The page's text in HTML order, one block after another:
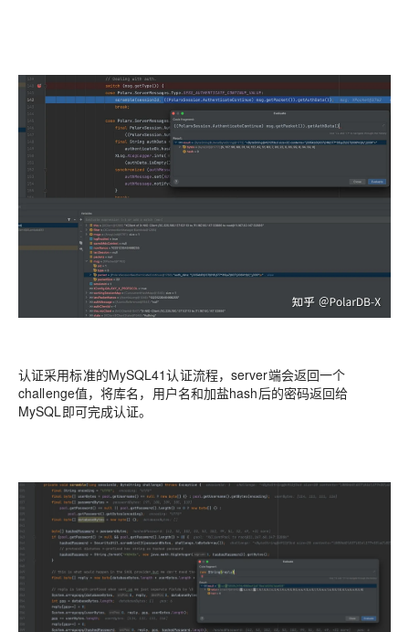
认证采用标准的MySQL41认证流程，server端会返回一个
challenge值，将库名，用户名和加盐hash后的密码返回给
MySQL即可完成认证。